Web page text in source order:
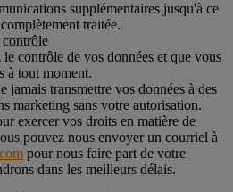
supplémentaires jusqu'à ce
traitée.
contrôle
contrôle de vos données et que vous
à tout moment.
jamais transmettre vos données à des
marketing sans votre autorisation.
exercer vos droits en matière de
pouvez nous envoyer un courriel à
pour nous faire part de votre
dans les meilleurs délais.